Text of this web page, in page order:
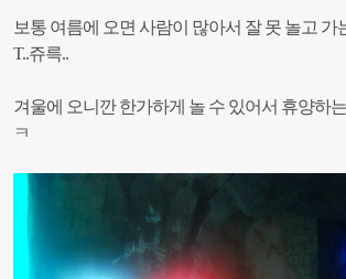
보통 여름에 오면 사람이 많아서 잘 못 놀고 가
T..쥬륵..
겨울에 오니깐 한가하게 놀 수 있어서 휴양하
ㅋ